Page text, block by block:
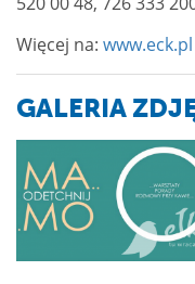
Więcej na: www.eck.pl
GALERIA